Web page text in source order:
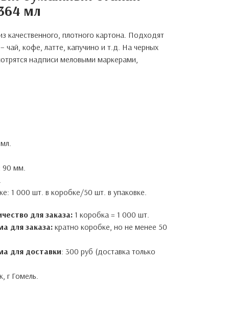
мл
качественного, плотного картона. Подходят
чай, кофе, латте, капучино и т.д. На черных
надписи меловыми маркерами,
90 мм.
1 000 шт. в коробке/50 шт. в упаковке.
для заказа: 1 коробка = 1 000 шт.
для заказа: кратно коробке, но не менее 50
для доставки: 300 руб (доставка только
г Гомель.